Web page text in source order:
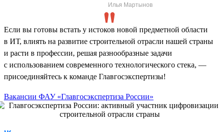
Илья Мартынов
Если вы готовы встать у истоков новой предметной области
в ИТ, влиять на развитие строительной отрасли нашей страны
и расти в профессии, решая разнообразные задачи
с использованием современного технологического стека, —
присоединяйтесь к команде Главгосэкспертизы!
Вакансии ФАУ «Главгосэкспертиза России»